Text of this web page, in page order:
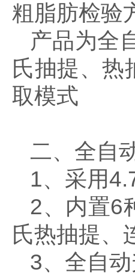
粗脂肪检验
产品为全
氏抽提、热
取模式
二、全自
1、采用
2、内置6
氏热抽提、
3、全自